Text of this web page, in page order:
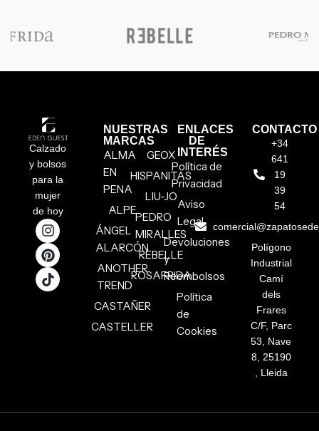
Calzado
y bolsos
para la
mujer
de hoy
NUESTRAS
MARCAS
ALMA
EN
PENA
ALPE
ÁNGEL
ALARCÓN
ANOTHER
TREND
CASTAÑER
CASTELLER
GEOX
HISPANITAS
LIU-JO
PEDRO
MIRALLES
REBELLE
ROSAFRIDA
ENLACES
DE
INTERÉS
Política de
Privacidad
Aviso
Legal
Devoluciones
y
Reembolsos
Política
de
Cookies
CONTACTO
+34
641
19
39
54
Polígono
Industrial
Camí
dels
Frares
C/F, Parc
53, Nave
8, 25190
, Lleida